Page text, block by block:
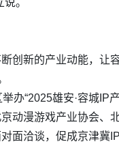
。
创新的产业动能，让
办“2025雄安·容城IP
动漫游戏产业协会、
面洽谈，促成京津冀